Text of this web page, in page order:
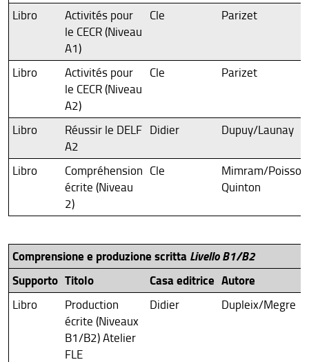
Libro
Activités pour
le CECR (Niveau
A1)
Cle Parizet
Libro
Activités pour
le CECR (Niveau
A2)
Cle Parizet
Libro
Réussir le DELF
A2
Didier Dupuy/Launay
Libro
Compréhension
écrite (Niveau
2)
Cle
Mimram/
Quinton
Comprensione e produzione scritta Livello B1/B2
Supporto Titolo Casa editrice Autore
Libro
Production
écrite (Niveaux
B1/B2) Atelier
FLE
Didier Dupleix/Megre